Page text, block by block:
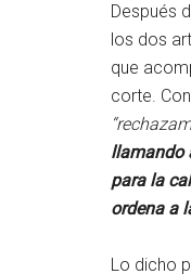
Después
los dos
que
corte.
llamando
para la
ordena a
Lo dicho